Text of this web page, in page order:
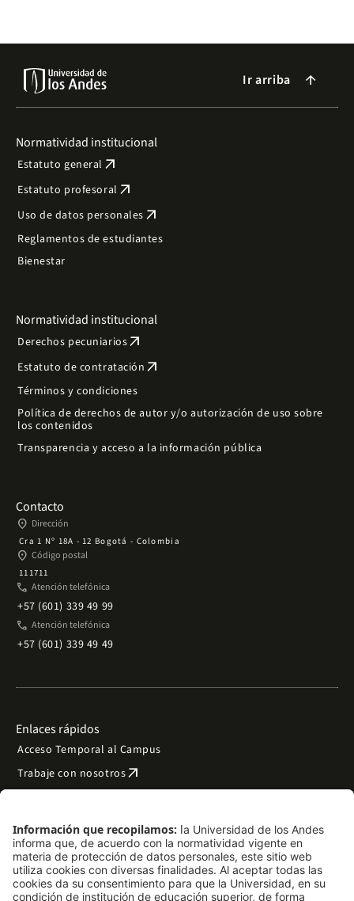
Ir arriba arrow_forward
Normatividad institucional
Estatuto general arrow_outward
Estatuto profesoral arrow_outward
Uso de datos personales arrow_outward
Reglamentos de estudiantes
Bienestar
Normatividad institucional
Derechos pecuniariosarrow_outward
Estatuto de contratación arrow_outward
Términos y condiciones
Política de derechos de autor y/o autorización de uso sobre
los contenidos
Transparencia y acceso a la información pública
Contacto
place Dirección
Cra 1 Nº 18A - 12 Bogotá - Colombia
place Código postal
111711
phone Atención telefónica
+57 (601) 339 49 99
phone Atención telefónica
+57 (601) 339 49 49
Enlaces rápidos
Acceso Temporal al Campus
Trabaje con nosotrosarrow_outward
Preguntas frecuentes
Filantropía y donacionesarrow_outward
Mapa del sitio arrow_outward